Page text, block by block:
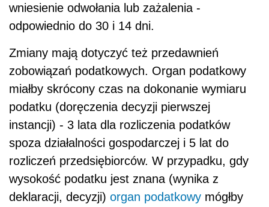
wniesienie odwołania lub zażalenia -
odpowiednio do 30 i 14 dni.
Zmiany mają dotyczyć też przedawnień
zobowiązań podatkowych. Organ podatkowy
miałby skrócony czas na dokonanie wymiaru
podatku (doręczenia decyzji pierwszej
instancji) - 3 lata dla rozliczenia podatków
spoza działalności gospodarczej i 5 lat do
rozliczeń przedsiębiorców. W przypadku, gdy
wysokość podatku jest znana (wynika z
deklaracji, decyzji) organ podatkowy mógłby